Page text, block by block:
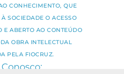
CONHECIMENTO, QUE
SOCIEDADE O ACESSO
E ABERTO AO CONTEÚDO
OBRA INTELECTUAL
PELA FIOCRUZ.